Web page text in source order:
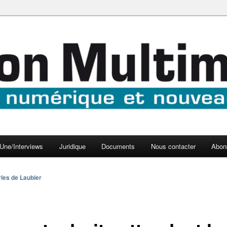
Une/Interviews Juridique Documents Nous contacter
de Laubier